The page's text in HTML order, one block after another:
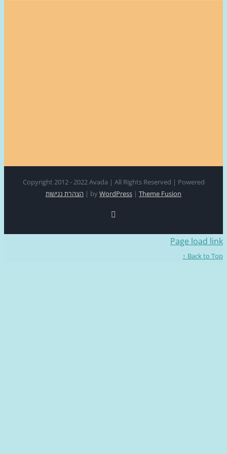
Copyright 2012 - 2022 Avada | All Rights Reserved |
byWordPress|Theme Fusion
|הצהרת נגישות
Facebook
Page